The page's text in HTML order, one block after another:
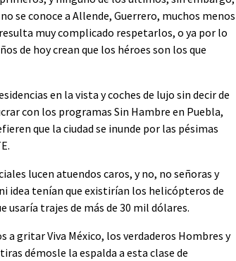
se conoce a Allende, Guerrero, muchos menos
muy complicado respetarlos, o ya por lo
de hoy crean que los héroes son los que
en la vista y coches de lujo sin decir de
con los programas Sin Hambre en Puebla,
que la ciudad se inunde por las pésimas
lucen atuendos caros, y no, no señoras y
idea tenían que existirían los helicópteros de
usaría trajes de más de 30 mil dólares.
gritar Viva México, los verdaderos Hombres y
démosle la espalda a esta clase de